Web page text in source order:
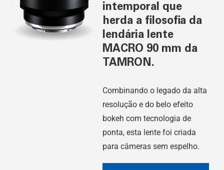
intemporal que
herda a filosofia da
lendária lente
MACRO 90 mm da
TAMRON.
Combinando o legado da alta
resolução e do belo efeito
bokeh com tecnologia de
ponta, esta lente foi criada
para câmeras sem espelho.